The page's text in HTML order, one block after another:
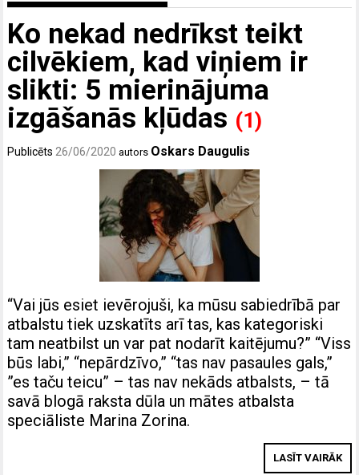
Ko nekad nedrīkst teikt
cilvēkiem, kad viņiem ir
slikti: 5 mierinājuma
izgāšanās kļūdas (1)
Publicēts 26/06/2020 autors Oskars Daugulis
“Vai jūs esiet ievērojuši, ka mūsu sabiedrībā par
atbalstu tiek uzskatīts arī tas, kas kategoriski
tam neatbilst un var pat nodarīt kaitējumu?” “Viss
būs labi,” “nepārdzīvo,” “tas nav pasaules gals,”
”es taču teicu” – tas nav nekāds atbalsts, – tā
savā blogā raksta dūla un mātes atbalsta
speciāliste Marina Zorina.
LASĪT VAIRĀK